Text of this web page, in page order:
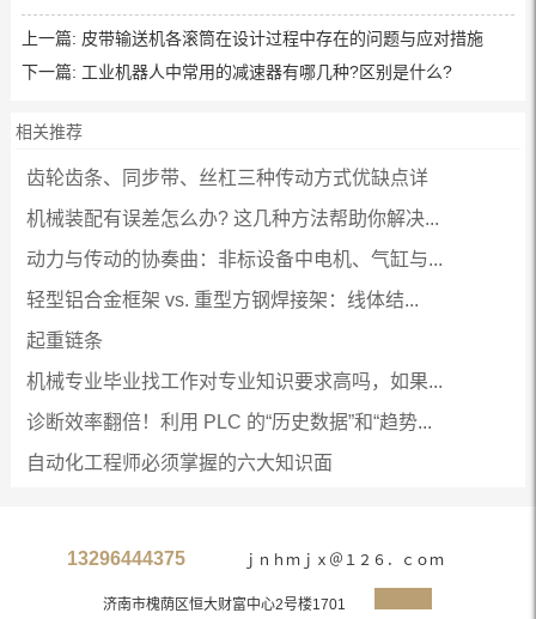
上一篇: 皮带输送机各滚筒在设计过程中存在的问题与应对措施
下一篇: 工业机器人中常用的减速器有哪几种?区别是什么?
相关推荐
齿轮齿条、同步带、丝杠三种传动方式优缺点详
机械装配有误差怎么办? 这几种方法帮助你解决...
动力与传动的协奏曲：非标设备中电机、气缸与...
轻型铝合金框架 vs. 重型方钢焊接架：线体结...
起重链条
机械专业毕业找工作对专业知识要求高吗，如果...
诊断效率翻倍！利用 PLC 的“历史数据”和“趋势...
自动化工程师必须掌握的六大知识面
13296444375 ｊｎｈｍｊｘ＠１２６．ｃｏｍ
济南市槐荫区恒大财富中心2号楼1701